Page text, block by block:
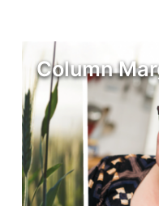
Column